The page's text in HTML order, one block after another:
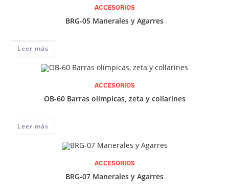
ACCESORIOS
BRG-05 Manerales y Agarres
Leer más
ACCESORIOS
OB-60 Barras olímpicas, zeta y collarines
Leer más
ACCESORIOS
BRG-07 Manerales y Agarres